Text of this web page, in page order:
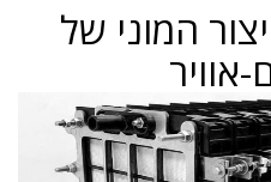
המוני של
אוויר